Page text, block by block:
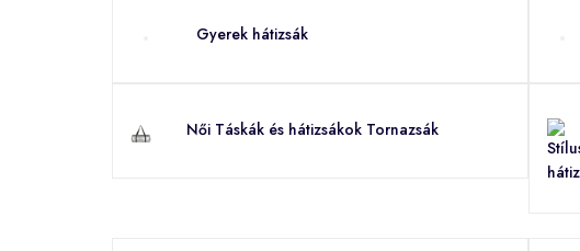
Gyerek hátizsák
Női Táskák és hátizsákok Tornazsák